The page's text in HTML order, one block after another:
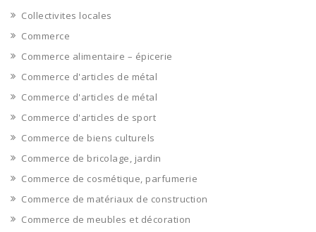
Collectivites locales
Commerce
Commerce alimentaire – épicerie
Commerce d'articles de métal
Commerce d'articles de métal
Commerce d'articles de sport
Commerce de biens culturels
Commerce de bricolage, jardin
Commerce de cosmétique, parfumerie
Commerce de matériaux de construction
Commerce de meubles et décoration